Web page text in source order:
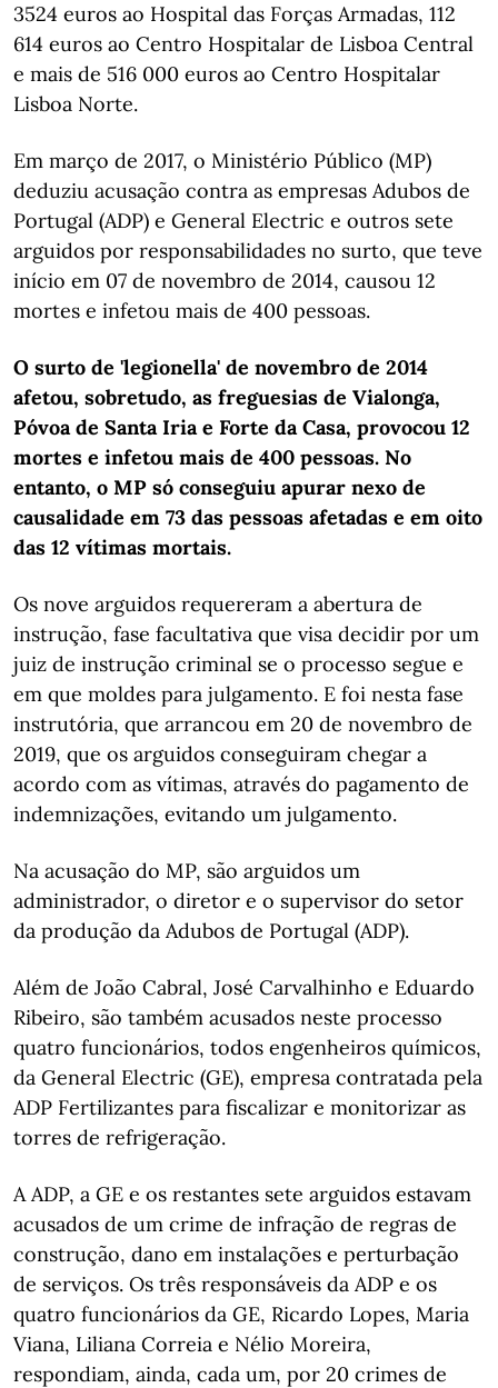
3524 euros ao Hospital das Forças Armadas, 112
614 euros ao Centro Hospitalar de Lisboa Central
e mais de 516 000 euros ao Centro Hospitalar
Lisboa Norte.
Em março de 2017, o Ministério Público (MP)
deduziu acusação contra as empresas Adubos de
Portugal (ADP) e General Electric e outros sete
arguidos por responsabilidades no surto, que teve
início em 07 de novembro de 2014, causou 12
mortes e infetou mais de 400 pessoas.
O surto de 'legionella' de novembro de 2014
afetou, sobretudo, as freguesias de Vialonga,
Póvoa de Santa Iria e Forte da Casa, provocou 12
mortes e infetou mais de 400 pessoas. No
entanto, o MP só conseguiu apurar nexo de
causalidade em 73 das pessoas afetadas e em oito
das 12 vítimas mortais.
Os nove arguidos requereram a abertura de
instrução, fase facultativa que visa decidir por um
juiz de instrução criminal se o processo segue e
em que moldes para julgamento. E foi nesta fase
instrutória, que arrancou em 20 de novembro de
2019, que os arguidos conseguiram chegar a
acordo com as vítimas, através do pagamento de
indemnizações, evitando um julgamento.
Na acusação do MP, são arguidos um
administrador, o diretor e o supervisor do setor
da produção da Adubos de Portugal (ADP).
Além de João Cabral, José Carvalhinho e Eduardo
Ribeiro, são também acusados neste processo
quatro funcionários, todos engenheiros químicos,
da General Electric (GE), empresa contratada pela
ADP Fertilizantes para fiscalizar e monitorizar as
torres de refrigeração.
A ADP, a GE e os restantes sete arguidos estavam
acusados de um crime de infração de regras de
construção, dano em instalações e perturbação
de serviços. Os três responsáveis da ADP e os
quatro funcionários da GE, Ricardo Lopes, Maria
Viana, Liliana Correia e Nélio Moreira,
respondiam, ainda, cada um, por 20 crimes de